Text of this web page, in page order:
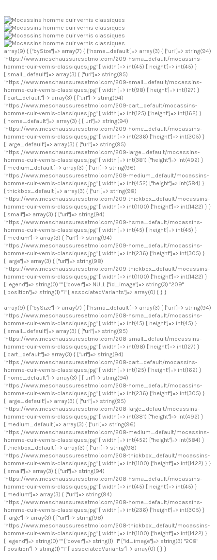
array(9) { ["bySize"]=> array(7) { ["hsma_default"]=> array(3) { ["url"]=> string(94)
"https://www.meschaussuresetmoi.com/209-hsma_default/mocassins-
homme-cuir-vernis-classiques.jpg" ["width"]=> int(45) ["height"]=> int(45) }
["small_default"]=> array(3) { ["url"]=> string(95)
"https://www.meschaussuresetmoi.com/209-small_default/mocassins-
homme-cuir-vernis-classiques.jpg" ["width"]=> int(98) ["height"]=> int(127) }
["cart_default"]=> array(3) { ["url"]=> string(94)
"https://www.meschaussuresetmoi.com/209-cart_default/mocassins-
homme-cuir-vernis-classiques.jpg" ["width"]=> int(125) ["height"]=> int(162) }
["home_default"]=> array(3) { ["url"]=> string(94)
"https://www.meschaussuresetmoi.com/209-home_default/mocassins-
homme-cuir-vernis-classiques.jpg" ["width"]=> int(236) ["height"]=> int(305) }
["large_default"]=> array(3) { ["url"]=> string(95)
"https://www.meschaussuresetmoi.com/209-large_default/mocassins-
homme-cuir-vernis-classiques.jpg" ["width"]=> int(381) ["height"]=> int(492) }
["medium_default"]=> array(3) { ["url"]=> string(96)
"https://www.meschaussuresetmoi.com/209-medium_default/mocassins-
homme-cuir-vernis-classiques.jpg" ["width"]=> int(452) ["height"]=> int(584) }
["thickbox_default"]=> array(3) { ["url"]=> string(98)
"https://www.meschaussuresetmoi.com/209-thickbox_default/mocassins-
homme-cuir-vernis-classiques.jpg" ["width"]=> int(1100) ["height"]=> int(1422) } }
["small"]=> array(3) { ["url"]=> string(94)
"https://www.meschaussuresetmoi.com/209-hsma_default/mocassins-
homme-cuir-vernis-classiques.jpg" ["width"]=> int(45) ["height"]=> int(45) }
["medium"]=> array(3) { ["url"]=> string(94)
"https://www.meschaussuresetmoi.com/209-home_default/mocassins-
homme-cuir-vernis-classiques.jpg" ["width"]=> int(236) ["height"]=> int(305) }
["large"]=> array(3) { ["url"]=> string(98)
"https://www.meschaussuresetmoi.com/209-thickbox_default/mocassins-
homme-cuir-vernis-classiques.jpg" ["width"]=> int(1100) ["height"]=> int(1422) }
["legend"]=> string(0) "" ["cover"]=> NULL ["id_image"]=> string(3) "209"
["position"]=> string(1) "1" ["associatedVariants"]=> array(0) { } }
array(9) { ["bySize"]=> array(7) { ["hsma_default"]=> array(3) { ["url"]=> string(94)
"https://www.meschaussuresetmoi.com/208-hsma_default/mocassins-
homme-cuir-vernis-classiques.jpg" ["width"]=> int(45) ["height"]=> int(45) }
["small_default"]=> array(3) { ["url"]=> string(95)
"https://www.meschaussuresetmoi.com/208-small_default/mocassins-
homme-cuir-vernis-classiques.jpg" ["width"]=> int(98) ["height"]=> int(127) }
["cart_default"]=> array(3) { ["url"]=> string(94)
"https://www.meschaussuresetmoi.com/208-cart_default/mocassins-
homme-cuir-vernis-classiques.jpg" ["width"]=> int(125) ["height"]=> int(162) }
["home_default"]=> array(3) { ["url"]=> string(94)
"https://www.meschaussuresetmoi.com/208-home_default/mocassins-
homme-cuir-vernis-classiques.jpg" ["width"]=> int(236) ["height"]=> int(305) }
["large_default"]=> array(3) { ["url"]=> string(95)
"https://www.meschaussuresetmoi.com/208-large_default/mocassins-
homme-cuir-vernis-classiques.jpg" ["width"]=> int(381) ["height"]=> int(492) }
["medium_default"]=> array(3) { ["url"]=> string(96)
"https://www.meschaussuresetmoi.com/208-medium_default/mocassins-
homme-cuir-vernis-classiques.jpg" ["width"]=> int(452) ["height"]=> int(584) }
["thickbox_default"]=> array(3) { ["url"]=> string(98)
"https://www.meschaussuresetmoi.com/208-thickbox_default/mocassins-
homme-cuir-vernis-classiques.jpg" ["width"]=> int(1100) ["height"]=> int(1422) } }
["small"]=> array(3) { ["url"]=> string(94)
"https://www.meschaussuresetmoi.com/208-hsma_default/mocassins-
homme-cuir-vernis-classiques.jpg" ["width"]=> int(45) ["height"]=> int(45) }
["medium"]=> array(3) { ["url"]=> string(94)
"https://www.meschaussuresetmoi.com/208-home_default/mocassins-
homme-cuir-vernis-classiques.jpg" ["width"]=> int(236) ["height"]=> int(305) }
["large"]=> array(3) { ["url"]=> string(98)
"https://www.meschaussuresetmoi.com/208-thickbox_default/mocassins-
homme-cuir-vernis-classiques.jpg" ["width"]=> int(1100) ["height"]=> int(1422) }
["legend"]=> string(0) "" ["cover"]=> string(1) "1" ["id_image"]=> string(3) "208"
["position"]=> string(1) "1" ["associatedVariants"]=> array(0) { } }